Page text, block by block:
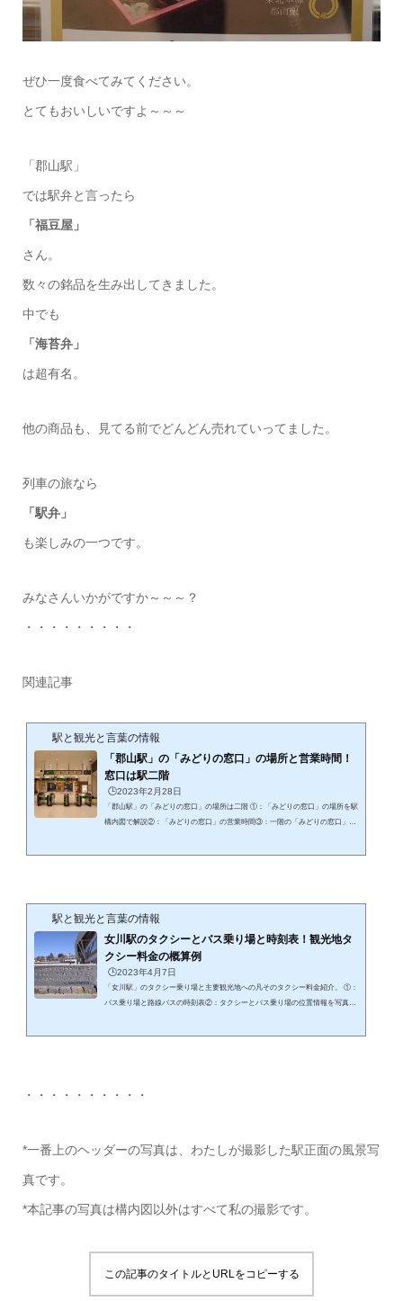
ぜひ一度食べてみてください。
とてもおいしいですよ～～～
「郡山駅」
では駅弁と言ったら
「福豆屋」
さん。
数々の銘品を生み出してきました。
中でも
「海苔弁」
は超有名。
他の商品も、見てる前でどんどん売れていってました。
列車の旅なら
「駅弁」
も楽しみの一つです。
みなさんいかがですか～～～？
・・・・・・・・・
関連記事
駅と観光と言葉の情報
「郡山駅」の「みどりの窓口」の場所と営業時間！
窓口は駅二階
🕒️2023年2月28日
「郡山駅」の「みどりの窓口」の場所は二階 ①：「みどりの窓口」の場所を駅
構内図で解説②：「みどりの窓口」の営業時間③：一階の「みどりの窓口」の
が設...
駅と観光と言葉の情報
女川駅のタクシーとバス乗り場と時刻表！観光地タ
クシー料金の概算例
🕒️2023年4月7日
「女川駅」のタクシー乗り場と主要観光地への凡そのタクシー料金紹介。 ①：
バス乗り場と路線バスの時刻表②：タクシーとバス乗り場の位置情報を写真
川駅...
・・・・・・・・・・
*一番上のヘッダーの写真は、わたしが撮影した駅正面の風景写
真です。
*本記事の写真は構内図以外はすべて私の撮影です。
この記事のタイトルとURLをコピーする